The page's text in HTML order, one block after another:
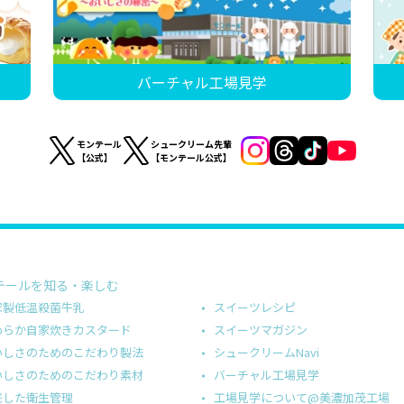
バーチャル工場見学
モンテール
【公式】
シュークリーム先輩
【モンテール公式】
ールを知る・楽しむ
低温殺菌牛乳
か自家炊きカスタード
さのためのこだわり製法
さのためのこだわり素材
た衛生管理
スイーツレシピ
スイーツマガジン
シュークリームNavi
バーチャル工場見学
工場見学について@美濃加茂工場